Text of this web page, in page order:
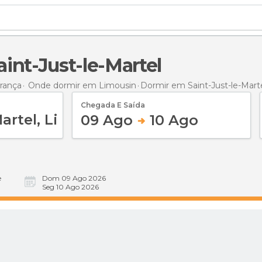
Just-le-Martel
Onde dormir em Limousin Dormir em Saint-Just-le-
Chegada E Saída
09 Ago 10 Ago
Dom 09 Ago 2026
Seg 10 Ago 2026